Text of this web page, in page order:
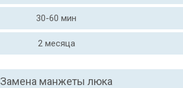
30-60 мин
2 месяца
Замена манжеты люка